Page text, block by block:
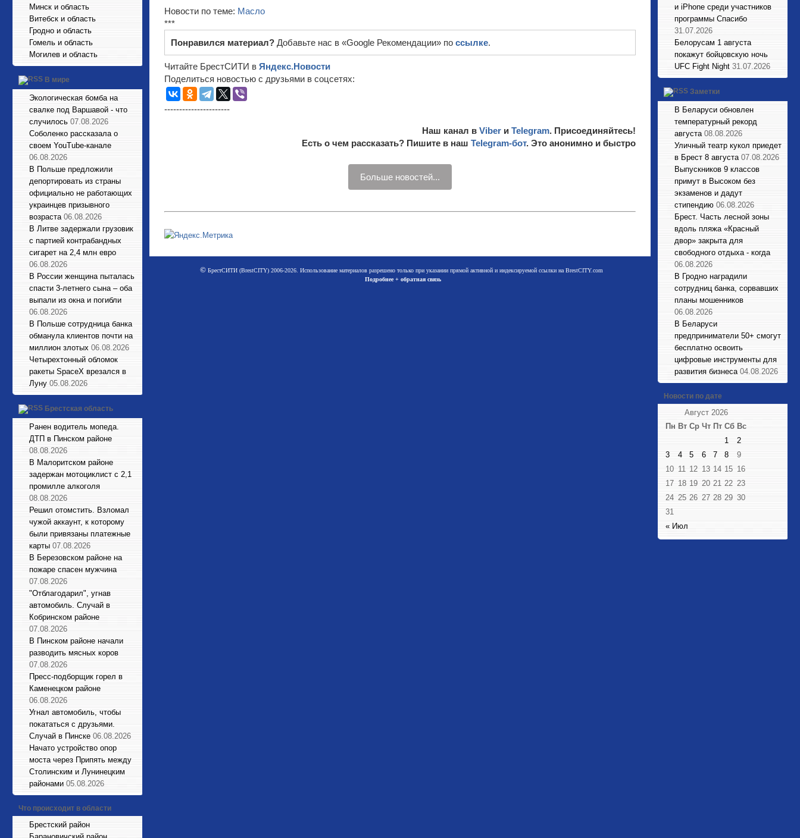
Минск и область
Витебск и область
Гродно и область
Гомель и область
Могилев и область
В мире
Экологическая бомба на
свалке под Варшавой - что
случилось 07.08.2026
Соболенко рассказала о
своем YouTube-канале
06.08.2026
В Польше предложили
депортировать из страны
официально не работающих
украинцев призывного
возраста 06.08.2026
В Литве задержали грузовик
с партией контрабандных
сигарет на 2,4 млн евро
06.08.2026
В России женщина пыталась
спасти 3-летнего сына – оба
выпали из окна и погибли
06.08.2026
В Польше сотрудница банка
обманула клиентов почти на
миллион злотых 06.08.2026
Четырехтонный обломок
ракеты SpaceX врезался в
Луну 05.08.2026
Брестская область
Ранен водитель мопеда.
ДТП в Пинском районе
08.08.2026
В Малоритском районе
задержан мотоциклист с 2,1
промилле алкоголя
08.08.2026
Решил отомстить. Взломал
чужой аккаунт, к которому
были привязаны платежные
карты 07.08.2026
В Березовском районе на
пожаре спасен мужчина
07.08.2026
"Отблагодарил", угнав
автомобиль. Случай в
Кобринском районе
07.08.2026
В Пинском районе начали
разводить мясных коров
07.08.2026
Пресс-подборщик горел в
Каменецком районе
06.08.2026
Угнал автомобиль, чтобы
покататься с друзьями.
Случай в Пинске 06.08.2026
Начато устройство опор
моста через Припять между
Столинским и Лунинецким
районами 05.08.2026
Что происходит в области
Брестский район
Новости по теме: Масло
***
Понравился материал? Добавьте нас в «Google Рекомендации» по ссылке.
Читайте БрестСИТИ в Яндекс.Новости
Поделиться новостью с друзьями в соцсетях:
----------------------
Наш канал в Viber и Telegram. Присоединяйтесь!
Есть о чем рассказать? Пишите в наш Telegram-бот. Это анонимно и быстро
Больше новостей...
©БрестСИТИ (BrestCITY) 2006-2026. Использование материалов разрешено только при указании прямой активной и индексируемой ссылки на BrestCITY.com
Подробнее + обратная связь
и iPhone среди участников
программы Спасибо
31.07.2026
Белорусам 1 августа
покажут бойцовскую ночь
UFC Fight Night 31.07.2026
Заметки
В Беларуси обновлен
температурный рекорд
августа 08.08.2026
Уличный театр кукол приедет
в Брест 8 августа 07.08.2026
Выпускников 9 классов
примут в Высоком без
экзаменов и дадут
стипендию 06.08.2026
Брест. Часть лесной зоны
вдоль пляжа «Красный
двор» закрыта для
свободного отдыха - когда
06.08.2026
В Гродно наградили
сотрудниц банка, сорвавших
планы мошенников
06.08.2026
В Беларуси
предприниматели 50+ смогут
бесплатно освоить
цифровые инструменты для
развития бизнеса 04.08.2026
Новости по дате
Август 2026
Пн Вт Ср Чт Пт Сб Вс
« Июл
1
2
3
4 5 6 7 8
9
10 11 12 13 14 15 16
17 18 19 20 21 22 23
24 25 26 27 28 29 30
31